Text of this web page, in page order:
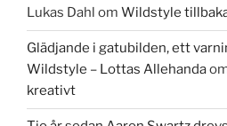
Lukas Dahl om Wildstyle
Glädjande i gatubilden, ett
Wildstyle – Lottas Allehanda
kreativt